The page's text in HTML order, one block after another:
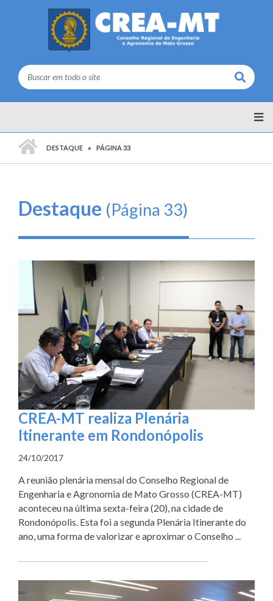
Buscar
DESTAQUE PÁGINA 33
Destaque (Página 33)
CREA-MT realiza Plenária
Itinerante em Rondonópolis
24/10/2017
A reunião plenária mensal do Conselho Regional de
Engenharia e Agronomia de Mato Grosso (CREA-MT)
aconteceu na última sexta-feira (20), na cidade de
Rondonópolis. Esta foi a segunda Plenária Itinerante do
ano, uma forma de valorizar e aproximar o Conselho ...